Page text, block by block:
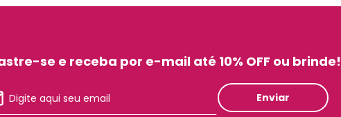
se e receba por e-mail até 10% OFF ou brinde!
Enviar